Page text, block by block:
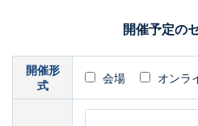
開催予定の
開催形
式
会場 オンラ